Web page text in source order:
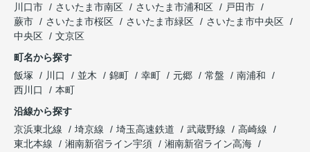
川口市
さいたま市南区 さいたま市浦和区
戸田市
蕨市
さいたま市桜区 さいたま市緑区
さいたま市中央区
中央区
文京区
町名から探す
飯塚
川口 並木 錦町 幸町 元郷 常盤
南浦和
西川口
本町
沿線から探す
京浜東北線
埼京線 埼玉高速鉄道 武蔵野線
高崎線
東北本線
湘南新宿ライン宇須
湘南新宿ライン高海